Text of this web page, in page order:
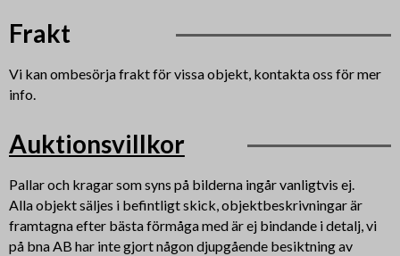
Frakt
Vi kan ombesörja frakt för vissa objekt, kontakta oss för mer
info.
Auktionsvillkor
Pallar och kragar som syns på bilderna ingår vanligtvis ej.
Alla objekt säljes i befintligt skick, objektbeskrivningar är
framtagna efter bästa förmåga med är ej bindande i detalj, vi
på bna AB har inte gjort någon djupgående besiktning av